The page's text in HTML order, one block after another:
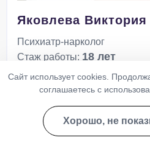
Яковлева
Психиатр-нарколог
Стаж работы: 18 лет
Сайт использует cookies.
соглашаетесь с
Хорошо, не